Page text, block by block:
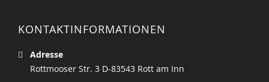
KONTAKTINFORMATIONEN
Adresse
Rottmooser Str. 3 D-83543 Rott am Inn